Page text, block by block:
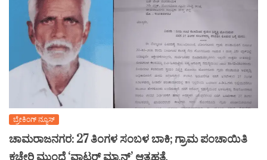
ಬ್ರೇಕಿಂಗ್ ನ್ಯೂಸ್
ಚಾಮರಾಜನಗರ: 27 ತಿಂಗಳ ಸಂಬಳ ಬಾಕಿ; ಗ್ರಾಮ ಪಂಚಾಯಿತಿ